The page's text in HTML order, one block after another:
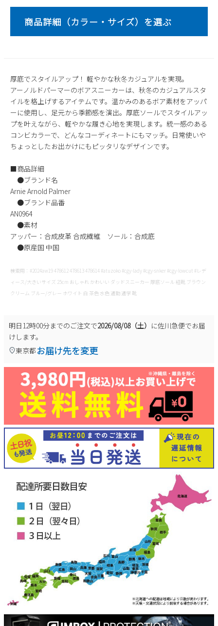
16
17 18 19 20 21
22
23
24 25 26 27 28
30
31
1
2 3 4
6
7 8 10 11
12
13
14 15 16 17 18
19
20
21 22 23 24 25
26
27
28 29 30
新規会員登録
会社概要
プライバシーポリシー
特定商取引法に基づく表示
厚底でスタイルアップ！ 軽やかな秋冬カジュアルを実現。
アーノルドパーマーのボアスニーカーは、秋冬のカジュアルスタ
イルを格上げするアイテムです。温かみのあるボア素材をアッパ
ーに使用し、足元から季節感を演出。厚底ソールでスタイルアッ
プを叶えながら、軽やかな履き心地を実現します。統一感のある
コンビカラーで、どんなコーディネートにもマッチ。日常使いや
ちょっとしたお出かけにもピッタリなデザインです。
■商品詳細
●ブランド名
Arnie Arnold Palmer
●ブランド品番
AN0964
●素材
アッパー：合成皮革 合成繊維 ソール：合成底
●原産国 中国
検索用：#2024aw19 478612 478613 478614 #atuzoko #cgy-lady #cgy-snker #cgy-lowcut #レデ
ィース/大きいサイズ 25cm おしゃれ かわいい ダッドスニーカー 厚底ソール 紐靴 ブラウン
クリーム ブルー/グレー ホワイト 白 茶色 水色 通勤 通学 靴
明日12時00分までのご注文で2026/08/08（土） に佐川急便でお届
けします。
東京都 お届け先を変更